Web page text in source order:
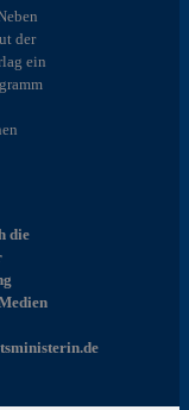
der
ein
die